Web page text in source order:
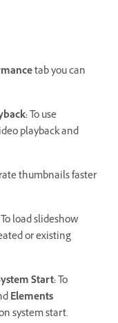
tab you can
:To use
playback and
thumbnails faster
To load slideshow
or existing
Start:To
Elements
system start.